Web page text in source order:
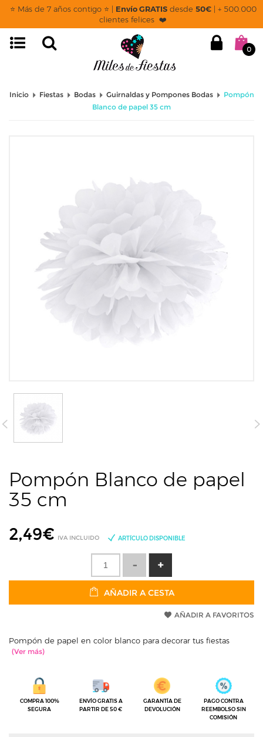
⭐ Más de 7 años contigo ⭐ | Envío GRATISdesde 50€| + 500.000
clientes felices ❤️
0
Inicio Fiestas Bodas Guirnaldas y Pompones Bodas
Pompón
Blanco de papel 35 cm
Pompón Blanco de papel
35 cm
2,49€ IVA INCLUIDO ARTÍCULO DISPONIBLE
AÑADIR A CESTA
AÑADIR A FAVORITOS
Pompón de papel en color blanco para decorar tus fiestas
COMPRA 100%
SEGURA
ENVÍO GRATIS A
PARTIR DE 50 €
GARANTÍA DE
DEVOLUCIÓN
PAGO CONTRA
REEMBOLSO SIN
COMISIÓN